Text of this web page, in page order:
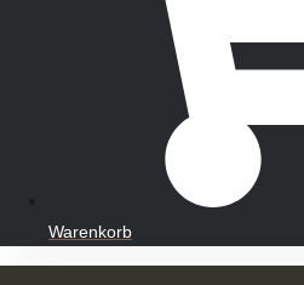
Warenkorb